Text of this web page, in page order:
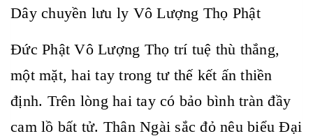
Dây chuyền lưu ly Vô Lượng Thọ Phật
Đức Phật Vô Lượng Thọ trí tuệ thù thắng,
một mặt, hai tay trong tư thế kết ấn thiền
định. Trên lòng hai tay có bảo bình tràn đầy
cam lồ bất tử. Thân Ngài sắc đỏ nêu biểu Đại